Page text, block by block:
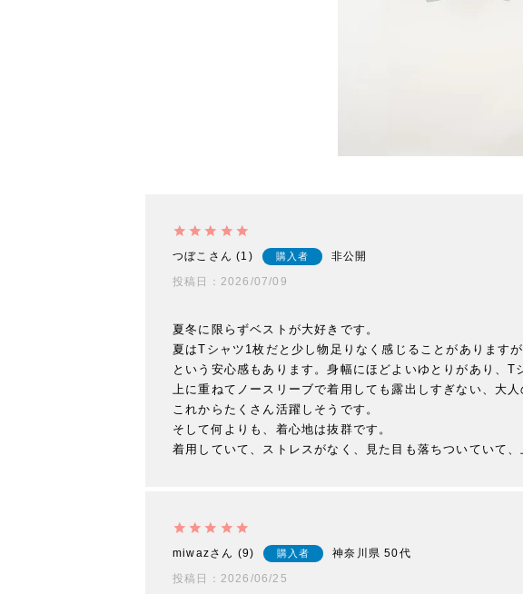
つぼこ 1 購入者
非公開
投稿日
2026/07/09
夏冬に限らずベストが大好きです。
夏はTシャツ1枚だと少し物足りなく感じることがあります
という安心感もあります。身幅にほどよいゆとりがあり、
上に重ねてノースリーブで着用しても露出しすぎない、大
これからたくさん活躍しそうです。
そして何よりも、着心地は抜群です。
miwaz 9 購入者 神奈川県 50代
投稿日
2026/06/25